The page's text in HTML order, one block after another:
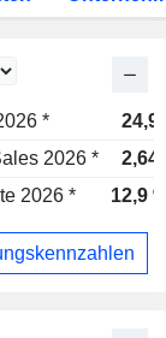
*
2026 *
2026 * 12,9